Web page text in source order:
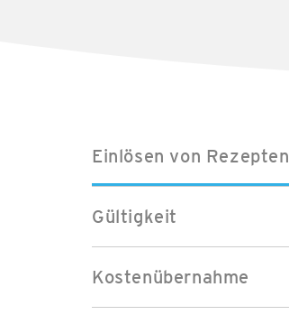
Einlösen von Rezepten
Gültigkeit
Kostenübernahme